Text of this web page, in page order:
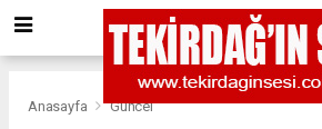
Anasayfa Güncel